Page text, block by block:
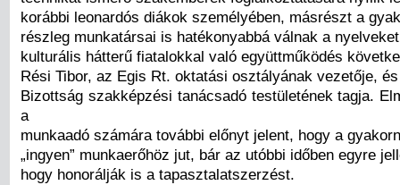
korábbi leonardós diákok személyében, másrészt a
részleg munkatársai is hatékonyabbá válnak a
kulturális hátterű fiatalokkal való együttműködés
Rési Tibor, az Egis Rt. oktatási osztályának vezetője,
Bizottság szakképzési tanácsadó testületének tagja.
a
munkaadó számára további előnyt jelent, hogy a
„ingyen” munkaerőhöz jut, bár az utóbbi időben egyre
hogy honorálják is a tapasztalatszerzést.